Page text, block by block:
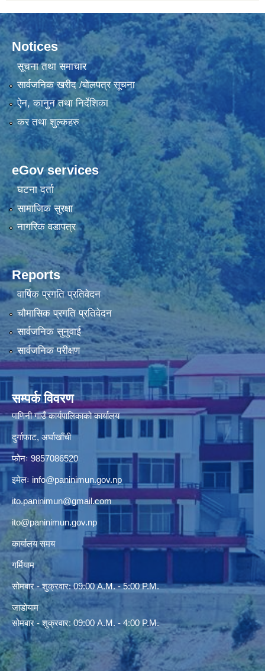
Notices
सूचना तथा समाचार
सार्वजनिक खरीद /बोलपत्र सूचना
ऐन, कानुन तथा निर्देशिका
कर तथा शुल्कहरु
eGov services
घटना दर्ता
सामाजिक सुरक्षा
नागरिक वडापत्र
Reports
वार्षिक प्रगति प्रतिवेदन
चौमासिक प्रगति प्रतिवेदन
सार्वजनिक सुनुवाई
सार्वजनिक परीक्षण
सम्पर्क विवरण
पाणिनी गाउँ कार्यपालिकाको कार्यालय
दुर्गाफाट, अर्घाखाँची
फोनः 9857086520
इमेलः info@paninimun.gov.np
ito.paninimun@gmail.com
ito@paninimun.gov.np
कार्यालय समय
गर्मियाम
सोमबार - शुक्रवार: 09:00 A.M. - 5:00 P.M.
जाडोयाम
सोमबार - शुक्रवार: 09:00 A.M. - 4:00 P.M.